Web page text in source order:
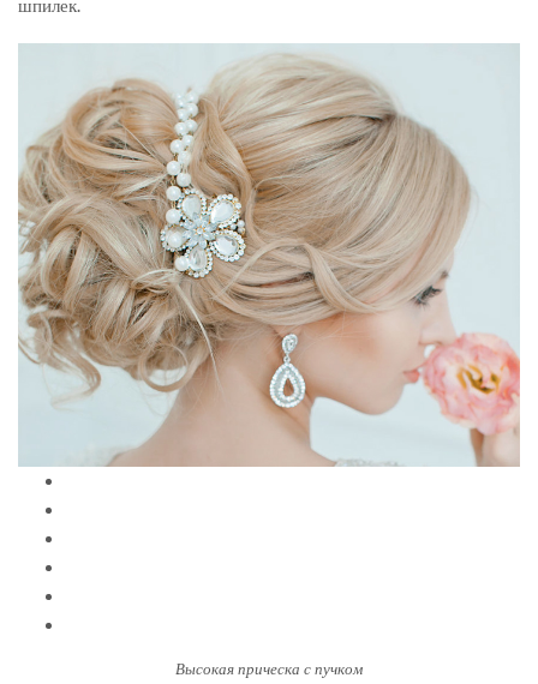
шпилек.
Высокая прическа с пучком